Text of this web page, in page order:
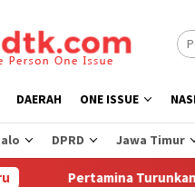
DAERAH ONE ISSUE
DPRD Jawa Timur
Pertamina Turunkan